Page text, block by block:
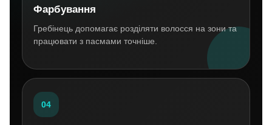
Фарбування
Гребінець допомагає розділяти волосся на зони та
працювати з пасмами точніше.
04